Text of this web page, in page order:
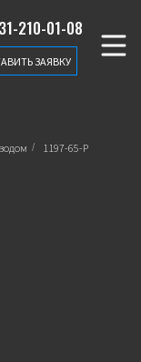
210-01-08
ЗАЯВКУ
/ 1197-65-Р